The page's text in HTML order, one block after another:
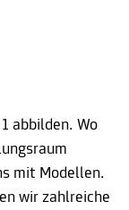
abbilden. Wo
mit Modellen.
wir zahlreiche